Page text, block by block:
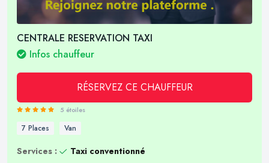
CENTRALE RESERVATION TAXI
Infos chauffeur
RÉSERVEZ CE CHAUFFEUR
5 étoiles
7 Places Van
Services :
Taxi conventionné